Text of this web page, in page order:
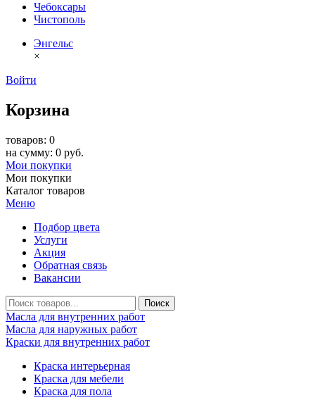
Чебоксары
Чистополь
Энгельс
×
Войти
Корзина
товаров: 0
на сумму: 0 руб.
Мои покупки
Мои покупки
Каталог товаров
Меню
Подбор цвета
Услуги
Акция
Обратная связь
Вакансии
Масла для внутренних работ
Масла для наружных работ
Краски для внутренних работ
Краска интерьерная
Краска для мебели
Краска для пола